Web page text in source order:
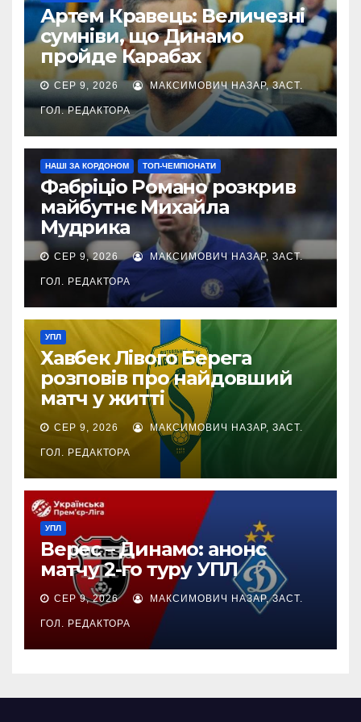
Артем Кравець: Величезні
сумніви, що Динамо
пройде Карабах
СЕР 9, 2026 МАКСИМОВИЧ НАЗАР, ЗАСТ.
ГОЛ. РЕДАКТОРА
НАШІ ЗА КОРДОНОМ ТОП-ЧЕМПІОНАТИ
Фабріціо Романо розкрив
майбутнє Михайла
Мудрика
СЕР 9, 2026 МАКСИМОВИЧ НАЗАР, ЗАСТ.
ГОЛ. РЕДАКТОРА
УПЛ
Хавбек Лівого Берега
розповів про найдовший
матч у житті
СЕР 9, 2026 МАКСИМОВИЧ НАЗАР, ЗАСТ.
ГОЛ. РЕДАКТОРА
УПЛ
Верес – Динамо: анонс
матчу 2-го туру УПЛ
СЕР 9, 2026 МАКСИМОВИЧ НАЗАР, ЗАСТ.
ГОЛ. РЕДАКТОРА